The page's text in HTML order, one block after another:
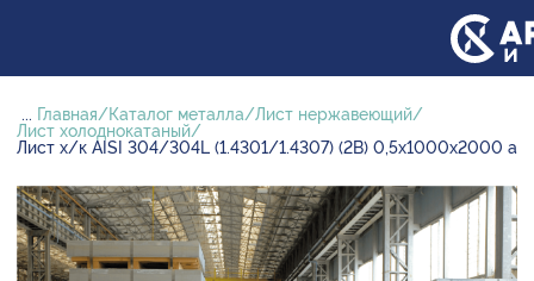
... Главная Каталог металла
Лист нержавеющий
Лист холоднокатаный
Лист х/к AISI 304/304L (1.4301/1.4307) (2B) 0,5х1000х2000 а